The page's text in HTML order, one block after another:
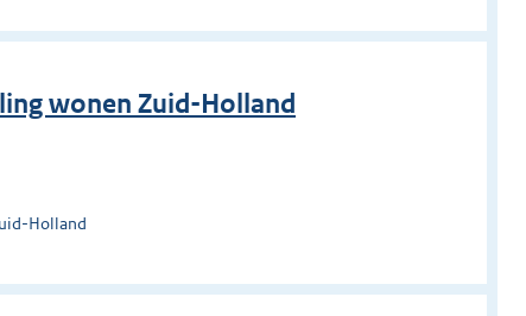
wonen Zuid-Holland
Holland